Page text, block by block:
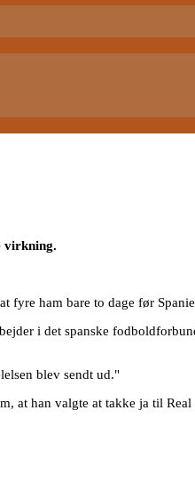
virkning.
fyre ham bare to dage før
i det spanske
blev sendt ud."
at han valgte at takke ja til